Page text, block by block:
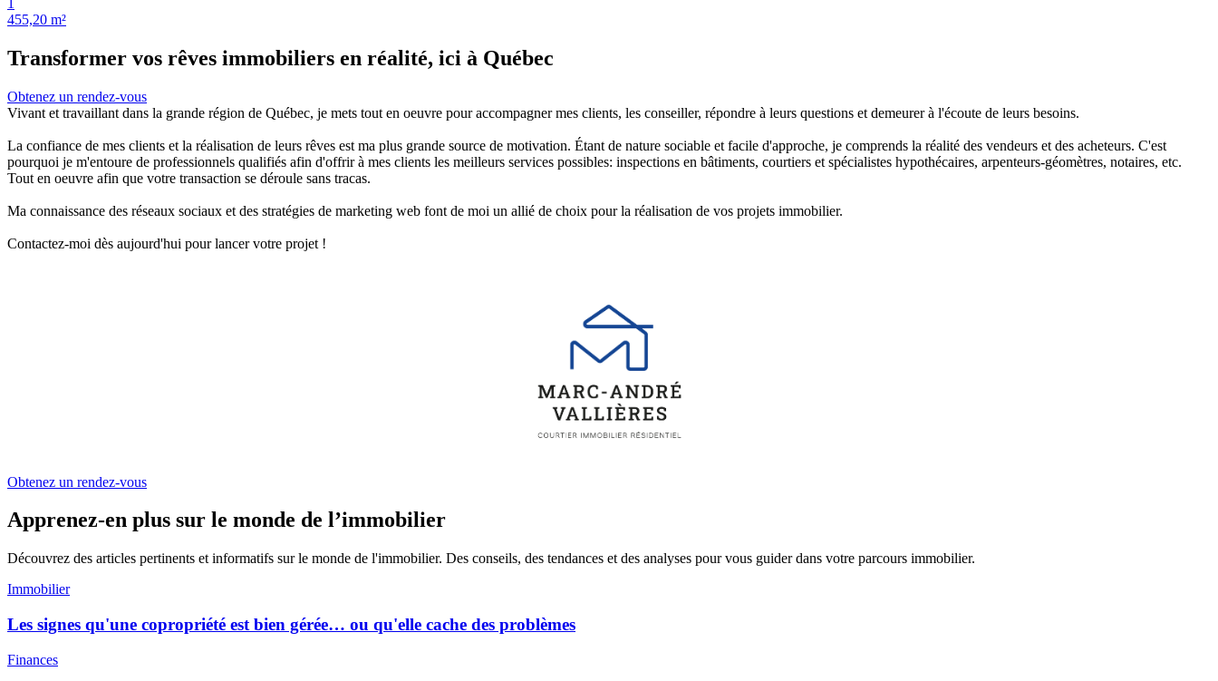
455,20 m²
Transformer vos rêves immobiliers en réalité, ici à Québec
Obtenez un rendez-vous
Vivant et travaillant dans la grande région de Québec, je mets tout en oeuvre pour accompagner mes clients, les conseiller, répondre à leurs questions et demeurer à l'écoute de leurs besoins.
La confiance de mes clients et la réalisation de leurs rêves est ma plus grande source de motivation. Étant de nature sociable et facile d'approche, je comprends la réalité des vendeurs et des acheteurs. C'est
pourquoi je m'entoure de professionnels qualifiés afin d'offrir à mes clients les meilleurs services possibles: inspections en bâtiments, courtiers et spécialistes hypothécaires, arpenteurs-géomètres, notaires, etc.
Tout en oeuvre afin que votre transaction se déroule sans tracas.
Ma connaissance des réseaux sociaux et des stratégies de marketing web font de moi un allié de choix pour la réalisation de vos projets immobilier.
Contactez-moi dès aujourd'hui pour lancer votre projet !
Obtenez un rendez-vous
Apprenez-en plus sur le monde de l’immobilier
Découvrez des articles pertinents et informatifs sur le monde de l'immobilier. Des conseils, des tendances et des analyses pour vous guider dans votre parcours immobilier.
Immobilier
Les signes qu'une copropriété est bien gérée… ou qu'elle cache des problèmes
Finances